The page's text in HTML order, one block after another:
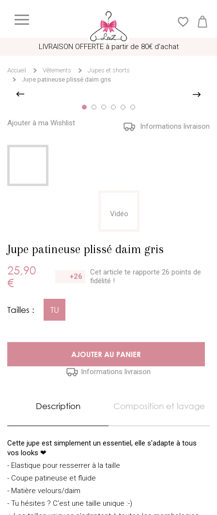
LIVRAISON OFFERTE à partir de 80€ d’achat
Accueil Vêtements
Jupes et shorts
Jupe patineuse plissé daim gris
Ajouter à ma Wishlist Informations livraison
Vidéo
Jupe patineuse plissé daim gris
25,90
€
+26 Cet article te rapporte 26 points de
fidélité !
Tailles : TU
AJOUTER AU PANIER
Informations livraison
Description Composition et lavage
Cette jupe est simplement un essentiel, elle s'adapte à tous
vos looks ❤
- Elastique pour resserrer à la taille
- Coupe patineuse et fluide
- Matière velours/daim
- Tu hésites ? C'est une taille unique :-)